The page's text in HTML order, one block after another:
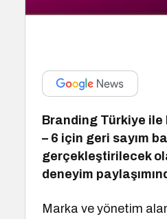
Branding Türkiye
– 6 için geri sayım
gerçekleştirilecek
deneyim
Marka ve yönetim